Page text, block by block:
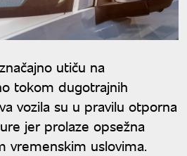
utiču na
tokom dugotrajnih
vozila su u pravilu otporna
jer prolaze opsežna
vremenskim uslovima.